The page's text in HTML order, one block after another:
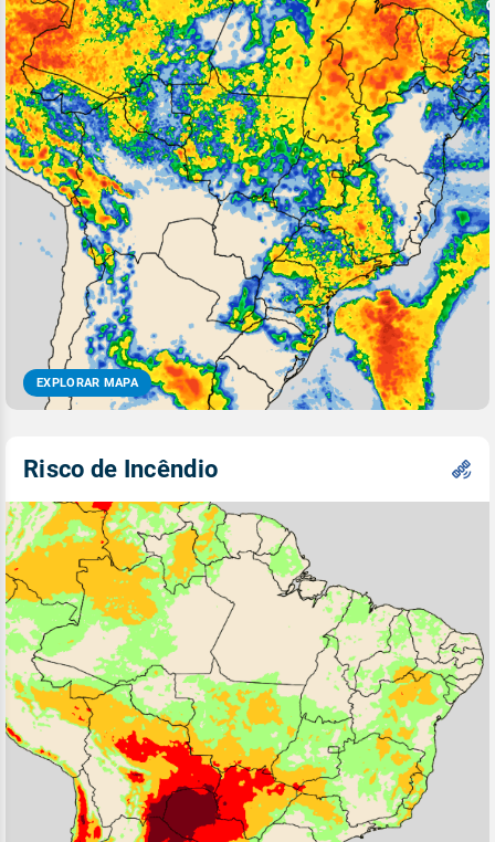
EXPLORAR MAPA
Risco de Incêndio